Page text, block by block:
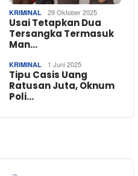
KRIMINAL 29 Oktober 2025
Usai Tetapkan Dua
Tersangka Termasuk
Man…
KRIMINAL 1 Juni 2025
Tipu Casis Uang
Ratusan Juta, Oknum
Poli…